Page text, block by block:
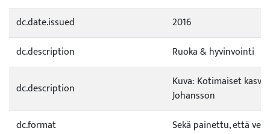
dc.date.issued
2016
dc.description
Ruoka & hyvinvointi
dc.description
Kuva: Kotimaiset
Johansson
dc.format
Sekä painettu, että